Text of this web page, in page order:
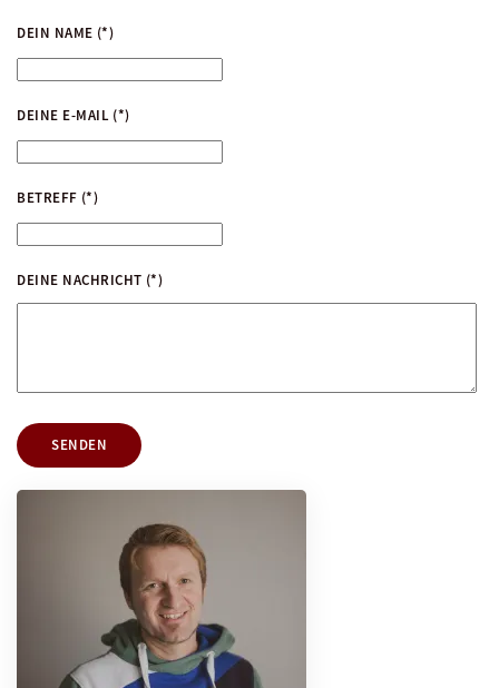
DEIN NAME (*)
DEINE E-MAIL (*)
BETREFF (*)
DEINE NACHRICHT (*)
SENDEN